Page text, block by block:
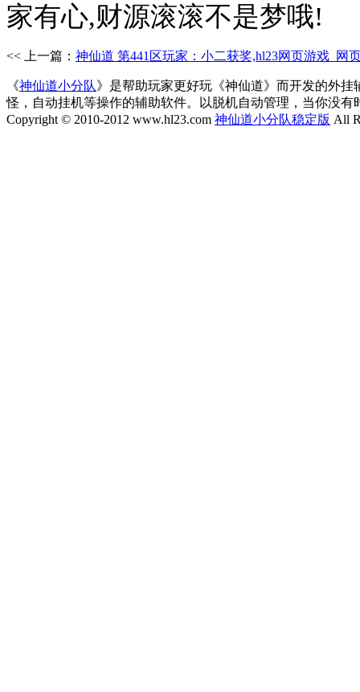
家有心,财源滚滚不是梦哦!
<< 上一篇： 神仙道 第441区玩家：小二获奖,hl23网页游戏_网
《神仙道小分队》是帮助玩家更好玩《神仙道》而开发的外
怪，自动挂机等操作的辅助软件。以脱机自动管理，当你没有
Copyright © 2010-2012 www.hl23.com 神仙道小分队稳定版 All